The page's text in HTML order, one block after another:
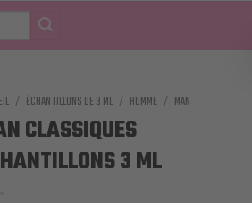
/ ÉCHANTILLONS DE 3 ML / HOMME / MAN
CLASSIQUES
3 ML